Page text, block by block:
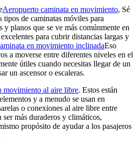
Aeropuerto caminata en movimiento, Sé
tipos de caminatas móviles para
y planos que se ve más comúnmente en
para cubrir distancias largas y
en movimiento inclinadaEso
a moverse entre diferentes niveles en el
útiles cuando necesitas llegar de un
un ascensor o escaleras.
movimiento al aire libre. Estos están
y a menudo se usan en
o conexiones al aire libre entre
más duraderos y climáticos,
propósito de ayudar a los pasajeros